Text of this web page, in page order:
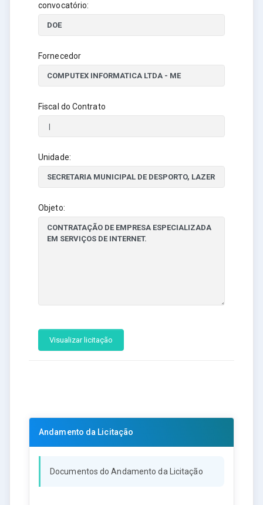
convocatório:
Fornecedor
Fiscal do Contrato
Unidade:
Objeto:
Visualizar licitação
Andamento da Licitação
Documentos do Andamento da Licitação